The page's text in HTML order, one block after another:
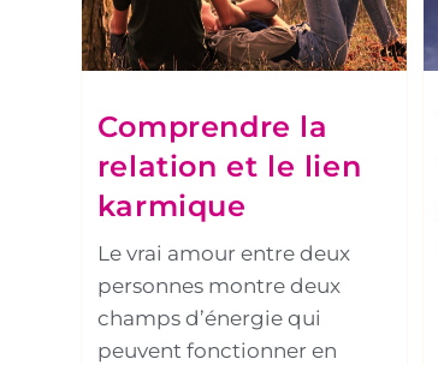
Comprendre la
relation et le lien
karmique
Le vrai amour entre deux
personnes montre deux
champs d’énergie qui
peuvent fonctionner en